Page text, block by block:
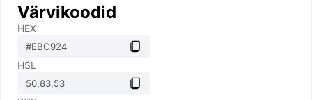
Värvikoodid
HEX
HSL